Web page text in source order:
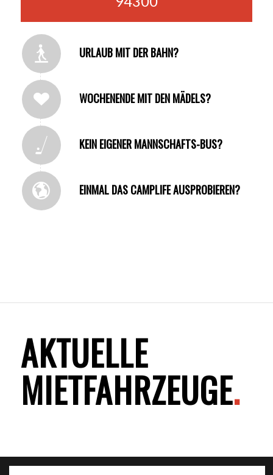
URLAUB MIT DER BAHN?
WOCHENENDE MIT DEN MÄDELS?
KEIN EIGENER MANNSCHAFTS-BUS?
EINMAL DAS CAMPLIFE AUSPROBIEREN?
AKTUELLE
MIETFAHRZEUGE.